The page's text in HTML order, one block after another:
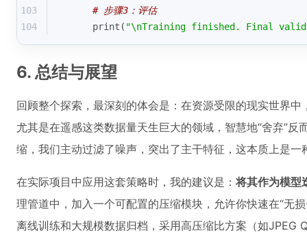
103
# 步骤3：评估
104
print ( "\nTraining finished. Final
6. 总结与展望
回顾整个探索，最深刻的体会是：在资源受限的现实世界中
尤其是在遥感这类数据量天生巨大的领域，智慧地“舍弃”反
缩，我们主动过滤了噪声，突出了主干特征，这本质上是
在实际项目中应用这套策略时，我的建议是：将其作为模型
理管道中，加入一个可配置的压缩模块，允许你快速在“无
离线训练和大规模数据归档，采用高压缩比方案（如JPEG